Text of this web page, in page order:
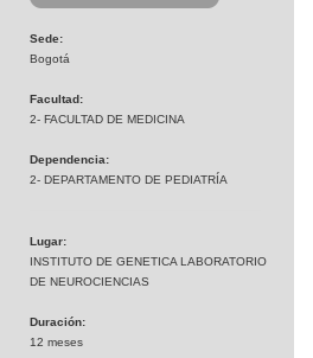
Sede:
Bogotá
Facultad:
2- FACULTAD DE MEDICINA
Dependencia:
2- DEPARTAMENTO DE PEDIATRÍA
Lugar:
INSTITUTO DE GENETICA LABORATORIO
DE NEUROCIENCIAS
Duración:
12 meses